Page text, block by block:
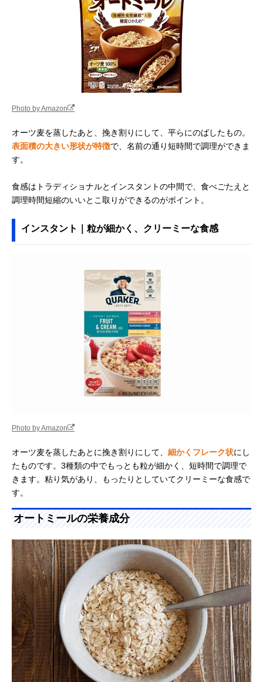
Photo by Amazon
オーツ麦を蒸したあと、挽き割りにして、平らにのばしたもの。
表面積の大きい形状が特徴で、名前の通り短時間で調理ができま
す。
食感はトラディショナルとインスタントの中間で、食べごたえと
調理時間短縮のいいとこ取りができるのがポイント。
インスタント｜粒が細かく、クリーミーな食感
Photo by Amazon
オーツ麦を蒸したあとに挽き割りにして、 細かくフレーク状にし
たものです。3種類の中でもっとも粒が細かく、短時間で調理で
きます。粘り気があり、もったりとしていてクリーミーな食感で
す。
オートミールの栄養成分